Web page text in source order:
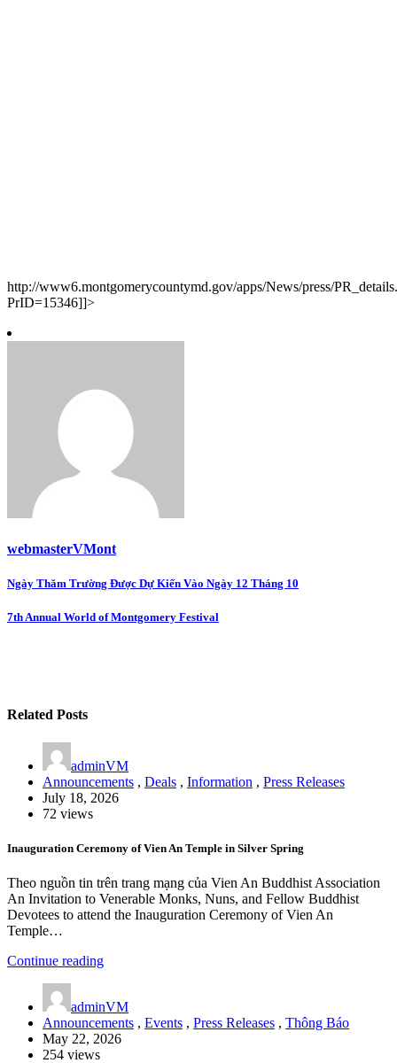
http://www6.montgomerycountymd.gov/apps/News/press/
PrID=15346]]>
webmasterVMont
Post
navigation
Ngày Thăm Trường Được Dự Kiến Vào Ngày 12 Tháng 10
7th Annual World of Montgomery Festival
Related Posts
adminVM
Announcements , Deals , Information , Press Releases
July 18, 2026
72 views
Inauguration Ceremony of Vien An Temple in Silver Spring
Theo nguồn tin trên trang mạng của Vien An Buddhist Association
An Invitation to Venerable Monks, Nuns, and Fellow Buddhist
Devotees to attend the Inauguration Ceremony of Vien An
Temple…
Continue reading
adminVM
Announcements , Events , Press Releases , Thông Báo
May 22, 2026
254 views